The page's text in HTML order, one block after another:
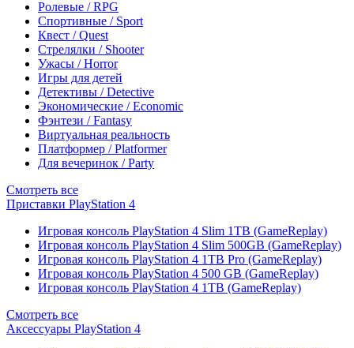
Ролевые / RPG
Спортивные / Sport
Квест / Quest
Стрелялки / Shooter
Ужасы / Horror
Игры для детей
Детективы / Detective
Экономические / Economic
Фэнтези / Fantasy
Виртуальная реальность
Платформер / Platformer
Для вечеринок / Party
Смотреть все
Приставки PlayStation 4
Игровая консоль PlayStation 4 Slim 1TB (GameReplay)
Игровая консоль PlayStation 4 Slim 500GB (GameReplay)
Игровая консоль PlayStation 4 1TB Pro (GameReplay)
Игровая консоль PlayStation 4 500 GB (GameReplay)
Игровая консоль PlayStation 4 1TB (GameReplay)
Смотреть все
Аксессуары PlayStation 4